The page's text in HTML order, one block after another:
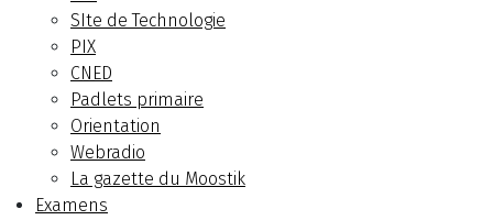
SIte de Technologie
PIX
CNED
Padlets primaire
Orientation
Webradio
La gazette du Moostik
Examens